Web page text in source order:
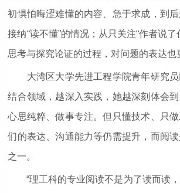
初惧怕晦涩难懂的内容、急于求成，到后
接纳“读不懂”的情况；从只关注“作者说
思考与探究论证的过程，对问题的表达也
大湾区大学先进工程学院青年研究员
结合领域，越深入实践，她越深刻体会
心思纯粹、做事专注。但只懂技术、只
们的表达、沟通能力等仍需提升，而阅
之一。
“理工科的专业阅读不是为了读而读，